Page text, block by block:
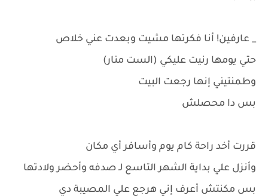
_ عارفين! أنا فكرتها مشيت وبعدت عني خلاص
حتي يومها رنيت عليكي (الست منار)
وطمنتيني إنها رجعت البيت
بس دا محصلش
قررت أخد راحة كام يوم وأسافر أي مكان
وأنزل علي بداية الشهر التاسع لـ صدفه وأحضر ولادتها
بس مكنتش أعرف إني هرجع علي المصيبة دي